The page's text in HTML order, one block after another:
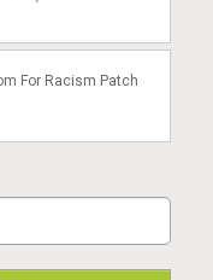
For Racism Patch